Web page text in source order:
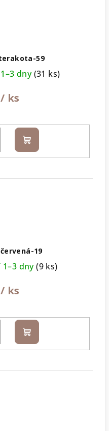
59
dny(31 ks)
/ ks
Do
košíku
19
1–3 dny(9 ks)
/ ks
Do
košíku